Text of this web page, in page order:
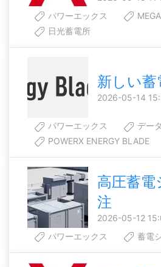
パワーエックス
日光蓄電所
新しい
2026-05-14
パワーエックス
デー
POWERX ENERGY BLADE
高圧蓄電
注
2026-05-12
パワーエックス
蓄電